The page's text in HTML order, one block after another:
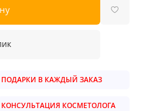
ПОДАРКИ В КАЖДЫЙ ЗАКАЗ
КОНСУЛЬТАЦИЯ КОСМЕТОЛОГА